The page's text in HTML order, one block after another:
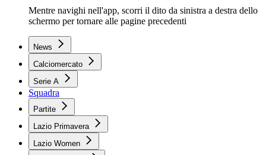
Mentre navighi nell'app, scorri il dito da sinistra a destra dello
schermo per tornare alle pagine precedenti
News
Calciomercato
Serie A
Squadra
Partite
Lazio Primavera
Lazio Women